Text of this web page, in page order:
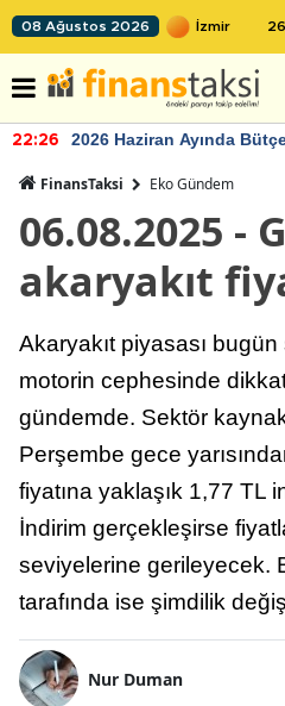
08 Ağustos 2026 26
22:26 2026 Haziran Ayında Bütçe
FinansTaksi Eko Gündem
06.08.2025 -
akaryakıt
Akaryakıt piyasası
motorin cephesinde
gündemde. Sektör
Perşembe gece
fiyatına yaklaşık 1,77 TL
İndirim gerçekleşirse
seviyelerine gerileyecek.
tarafında ise şimdilik
Nur Duman